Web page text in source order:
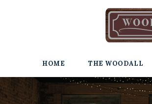
HOME THE WOODALL